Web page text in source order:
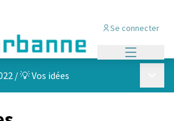
Se connecter
/💡 Vos idées